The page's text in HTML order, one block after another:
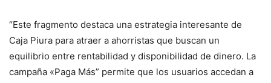
“Este fragmento destaca una estrategia interesante de
Caja Piura para atraer a ahorristas que buscan un
equilibrio entre rentabilidad y disponibilidad de dinero. La
campaña «Paga Más” permite que los usuarios accedan a